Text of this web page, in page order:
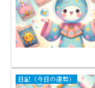
日記（今日の運勢）